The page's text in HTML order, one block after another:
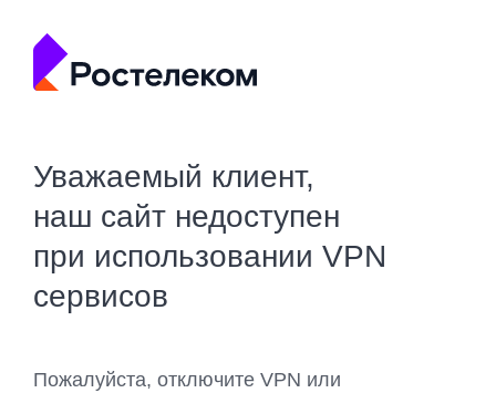
Уважаемый клиент,
наш сайт недоступен
при использовании VPN
сервисов
Пожалуйста, отключите VPN или